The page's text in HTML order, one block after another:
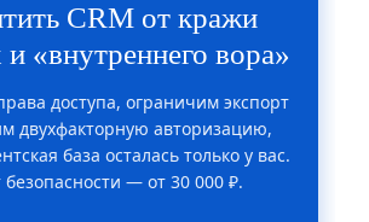
CRM от кражи
«внутреннего вора»
доступа, ограничим экспорт
двухфакторную авторизацию,
база осталась только у вас.
безопасности — от 30 000 ₽.